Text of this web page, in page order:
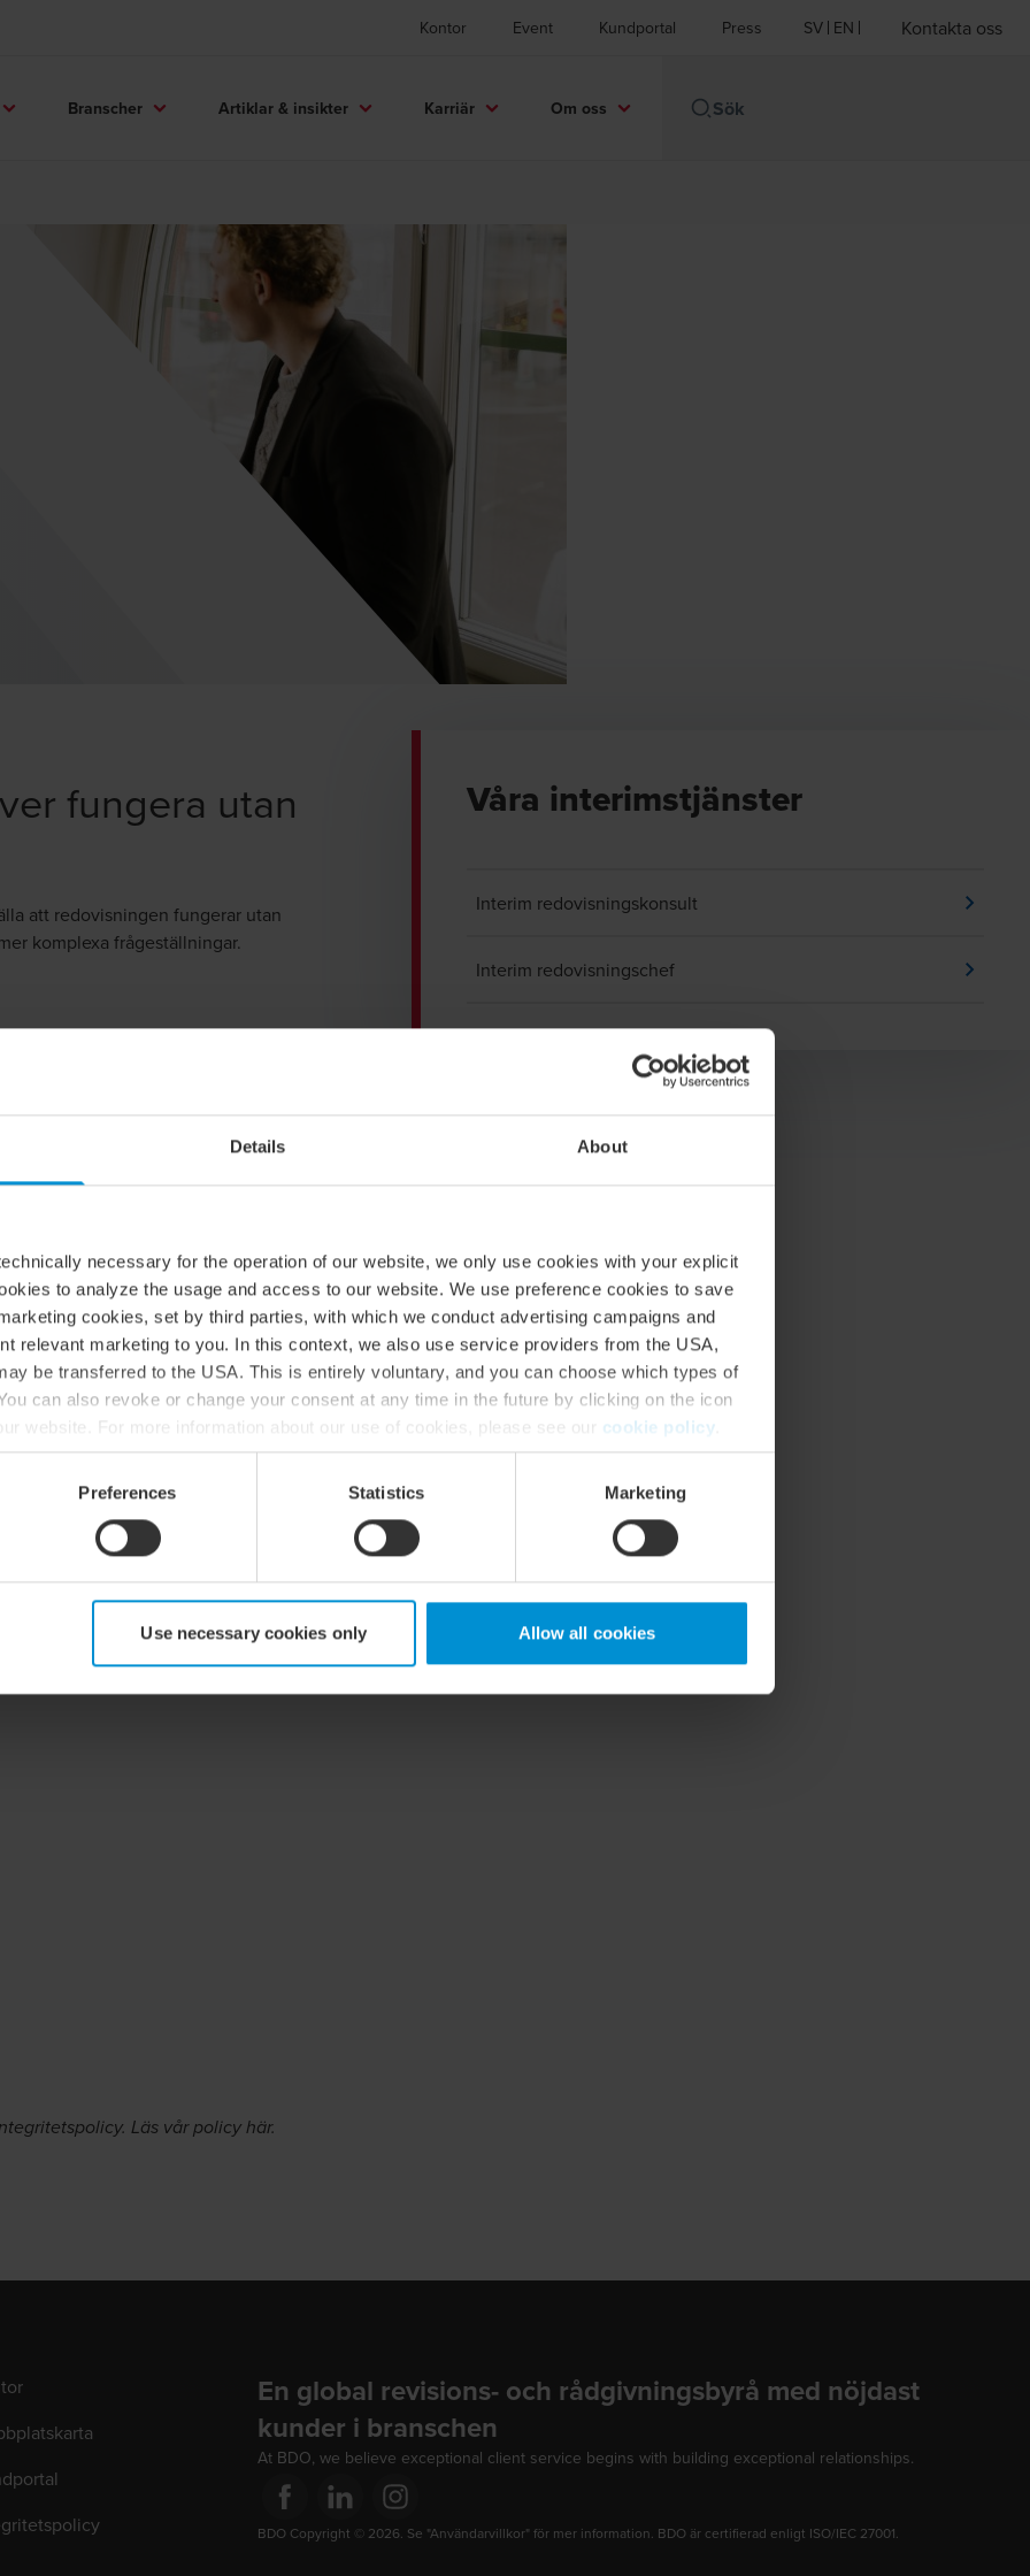
Details About
necessary for the operation of our website, we only use cookies with your explicit
to analyze the usage and access to our website. We use preference cookies to save
cookies, set by third parties, with which we conduct advertising campaigns and
relevant marketing to you. In this context, we also use service providers from the USA,
be transferred to the USA. This is entirely voluntary, and you can choose which types of
can also revoke or change your consent at any time in the future by clicking on the icon
website. For more information about our use of cookies, please see our cookie policy
processing of personal data, please see ourprivacy policy.
Preferences Statistics Marketing
Use necessary cookies only Allow all cookies
Kontor Event Kundportal Press SV EN Kontakta oss
Branscher Artiklar & insikter Karriär Om oss
fungera utan
att redovisningen fungerar utan
komplexa frågeställningar.
krav på noggrannhet, samt vid att
trygghet för både ledning och
internationell verksamhet samt
Läs vår policy här.
Våra interimstjänster
Interim redovisningskonsult
Interim redovisningschef
En global revisions- och rådgivningsbyrå med nöjdast
kunder i branschen
At BDO, we believe exceptional client service begins with building exceptional relationships.
Opens in a new window/tab
Opens in a new window/tab
Opens in a new window/tab
BDO Copyright © 2026. Se "Användarvillkor" för mer information. BDO är certifierad enligt ISO/IEC 27001.